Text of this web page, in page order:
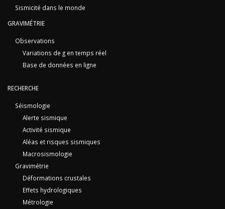
Sismicité dans le monde
GRAVIMÉTRIE
Observations
Variations de g en temps réel
Base de données en ligne
RECHERCHE
Séismologie
Alerte sismique
Activité sismique
Aléas et risques sismiques
Macrosismologie
Gravimétrie
Déformations crustales
Effets hydrologiques
Métrologie